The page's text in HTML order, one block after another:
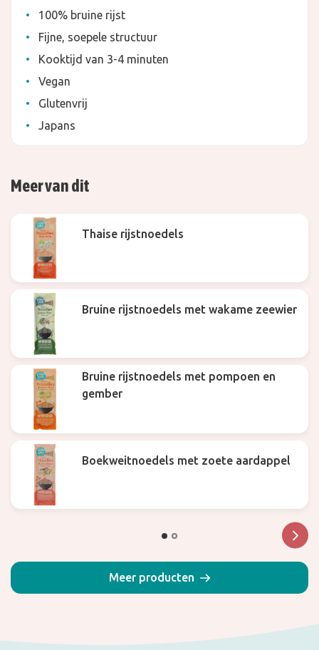
100% bruine rijst
Fijne, soepele structuur
Kooktijd van 3-4 minuten
Vegan
Glutenvrij
Japans
Meer van dit
Thaise rijstnoedels
Bruine rijstnoedels met wakame zeewier
Bruine rijstnoedels met pompoen en
gember
Boekweitnoedels met zoete aardappel
Meer producten